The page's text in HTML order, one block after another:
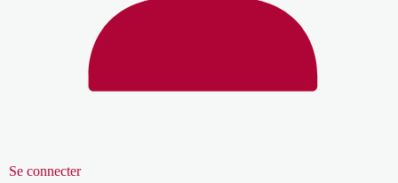
Se connecter